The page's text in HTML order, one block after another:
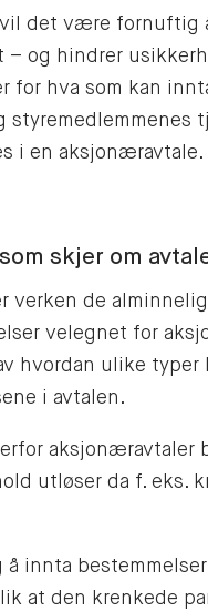
det være fornuftig
og hindrer
for hva som kan
i en aksjonæravtale.
skjer om
verken de
velegnet for
hvordan ulike typer
i avtalen.
aksjonæravtaler
utløser da f. eks.
å innta
at den krenkede